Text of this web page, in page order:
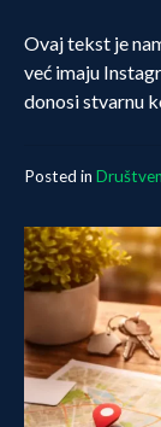
Ovaj tekst je
već imaju
donosi stvarnu
Posted in